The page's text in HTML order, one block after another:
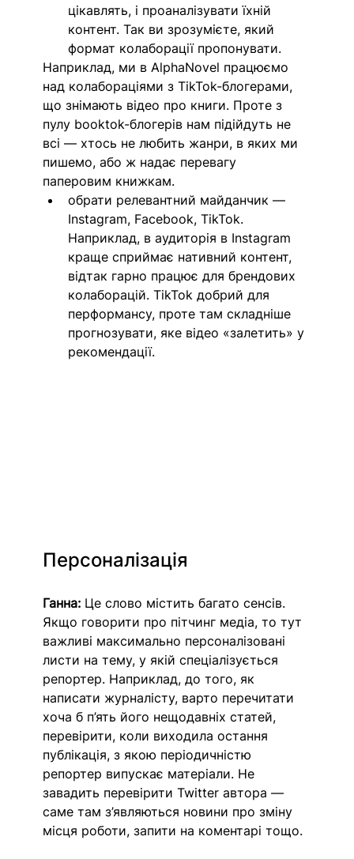
цікавлять, і проаналізувати їхній
контент. Так ви зрозумієте, який
формат колаборації пропонувати.
Наприклад, ми в AlphaNovel працюємо
над колабораціями з TikTok-блогерами,
що знімають відео про книги. Проте з
пулу booktok-блогерів нам підійдуть не
всі — хтось не любить жанри, в яких ми
пишемо, або ж надає перевагу
паперовим книжкам.
обрати релевантний майданчик —
Instagram, Facebook, TikTok.
Наприклад, в аудиторія в Instagram
краще сприймає нативний контент,
відтак гарно працює для брендових
колаборацій. TikTok добрий для
перформансу, проте там складніше
прогнозувати, яке відео «залетить» у
рекомендації.
Персоналізація
Ганна: Це слово містить багато сенсів.
Якщо говорити про пітчинг медіа, то тут
важливі максимально персоналізовані
листи на тему, у якій спеціалізується
репортер. Наприклад, до того, як
написати журналісту, варто перечитати
хоча б п’ять його нещодавніх статей,
перевірити, коли виходила остання
публікація, з якою періодичністю
репортер випускає матеріали. Не
завадить перевірити Twitter автора —
саме там з’являються новини про зміну
місця роботи, запити на коментарі тощо.